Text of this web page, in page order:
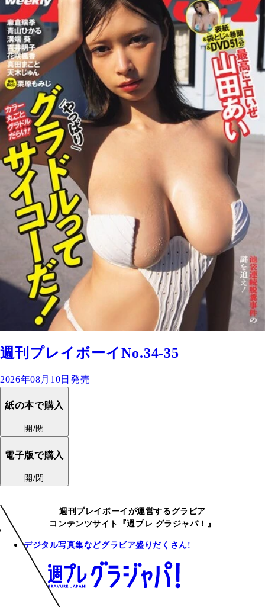
週刊プレイボーイNo.34-35
2026年08月10日発売
紙の本で購入
開/閉
電子版で購入
開/閉
週刊プレイボーイが運営するグラビア
コンテンツサイト『週プレ グラジャパ！』
デジタル写真集などグラビア盛りだくさん!